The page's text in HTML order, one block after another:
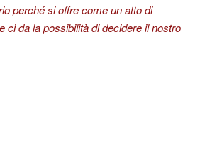
perché si offre come un atto di
ci da la possibilità di decidere il nostro